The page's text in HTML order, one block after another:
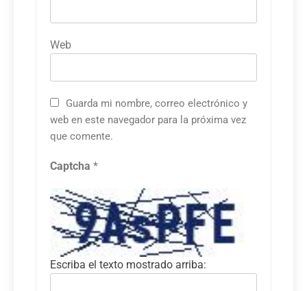
Web
Guarda mi nombre, correo electrónico y
web en este navegador para la próxima vez
que comente.
Captcha *
Escriba el texto mostrado arriba: